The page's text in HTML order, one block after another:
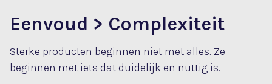
Eenvoud > Complexiteit
Sterke producten beginnen niet met alles. Ze
beginnen met iets dat duidelijk en nuttig is.